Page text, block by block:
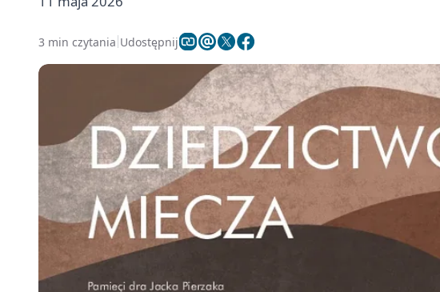
3 min czytania Udostępnij